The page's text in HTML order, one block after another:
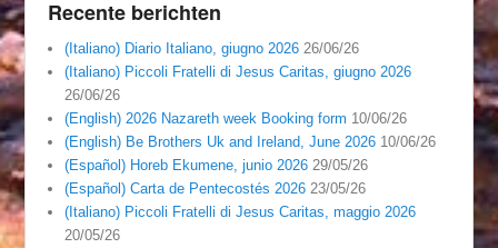
Recente berichten
(Italiano) Diario Italiano, giugno 2026 26/06/26
(Italiano) Piccoli Fratelli di Jesus Caritas, giugno 2026
26/06/26
(English) 2026 Nazareth week Booking form 10/06/26
(English) Be Brothers Uk and Ireland, June 2026 10/06/26
(Español) Horeb Ekumene, junio 2026 29/05/26
(Español) Carta de Pentecostés 2026 23/05/26
(Italiano) Piccoli Fratelli di Jesus Caritas, maggio 2026
20/05/26